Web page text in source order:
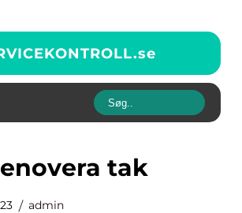
se
renovera tak
admin